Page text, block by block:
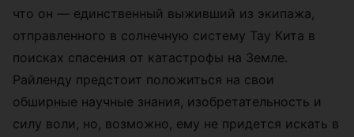
что он — единственный выживший из экипажа,
отправленного в солнечную систему Тау Кита в
поисках спасения от катастрофы на Земле.
Райленду предстоит положиться на свои
обширные научные знания, изобретательность и
силу воли, но, возможно, ему не придется искать в